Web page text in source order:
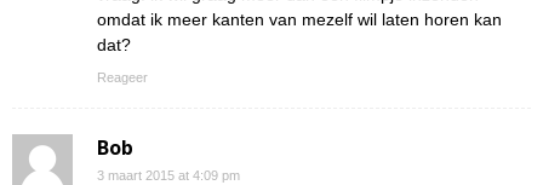
omdat ik meer kanten van mezelf wil laten horen kan
dat?
Reageer
Bob
3 maart 2015 at 4:09 pm